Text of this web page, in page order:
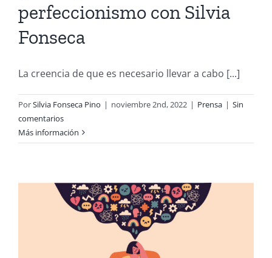
perfeccionismo con Silvia
Fonseca
La creencia de que es necesario llevar a cabo [...]
PorSilvia Fonseca Pino | noviembre 2nd, 2022 | Prensa | Sin
comentarios
Más información